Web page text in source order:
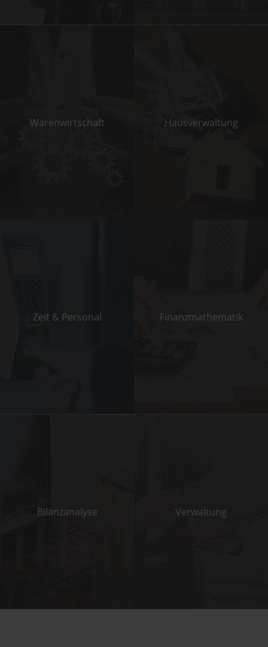
Waren­­wirtschaft Haus­­verwaltung
Zeit & Personal Finanz­mathematik
Bilanz­analyse Verwaltung